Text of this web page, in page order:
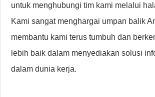
untuk menghubungi tim kami melalui
Kami sangat menghargai umpan balik
membantu kami terus tumbuh dan
lebih baik dalam menyediakan solusi
dalam dunia kerja.